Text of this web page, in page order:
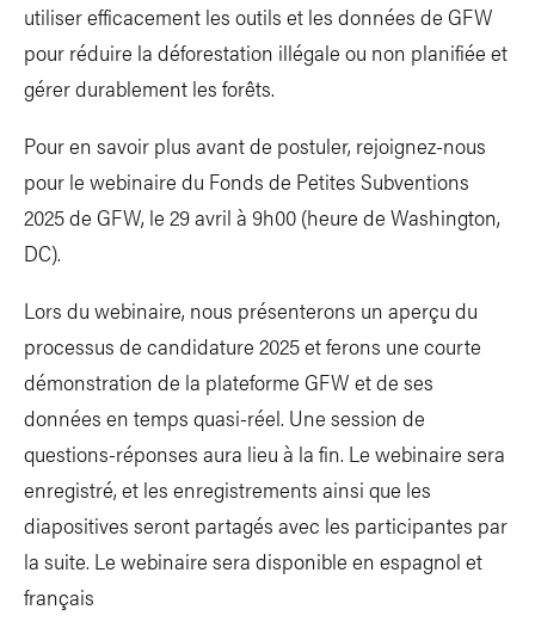
utiliser efficacement les outils et les données de GFW
pour réduire la déforestation illégale ou non planifiée et
gérer durablement les forêts.
Pour en savoir plus avant de postuler, rejoignez-nous
pour le webinaire du Fonds de Petites Subventions
2025 de GFW, le 29 avril à 9h00 (heure de Washington,
DC).
Lors du webinaire, nous présenterons un aperçu du
processus de candidature 2025 et ferons une courte
démonstration de la plateforme GFW et de ses
données en temps quasi-réel. Une session de
questions-réponses aura lieu à la fin. Le webinaire sera
enregistré, et les enregistrements ainsi que les
diapositives seront partagés avec les participantes par
la suite. Le webinaire sera disponible en espagnol et
français